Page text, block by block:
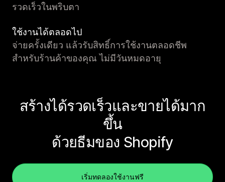
รวดเร็วในพริบตา
ใช้งานได้ตลอดไป
จ่ายครั้งเดียว แล้วรับสิทธิ์การใช้งานตลอดชีพ
สำหรับร้านค้าของคุณ ไม่มีวันหมดอายุ
สร้างได้รวดเร็วและขายได้มาก
ขึ้น
ด้วยธีมของ Shopify
เริ่มทดลองใช้งานฟรี